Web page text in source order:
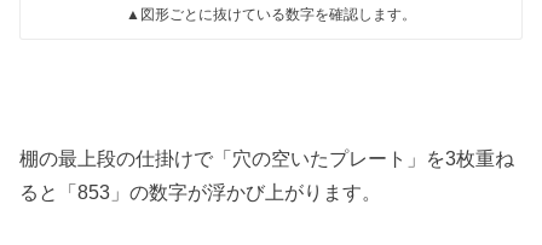
▲図形ごとに抜けている数字を確認します。
棚の最上段の仕掛けで「穴の空いたプレート」を3枚重ね
ると「853」の数字が浮かび上がります。